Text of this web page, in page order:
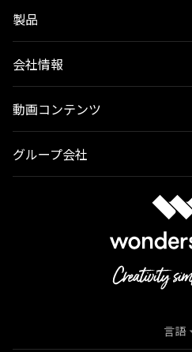
製品
会社情報
動画コンテンツ
グループ会社
言語